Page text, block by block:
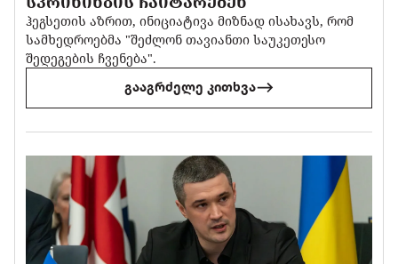
ჰეგსეთის აზრით, ინიციატივა მიზნად ისახავს, რომ
სამხედროებმა "შეძლონ თავიანთი საუკეთესო
შედეგების ჩვენება".
გააგრძელე კითხვა